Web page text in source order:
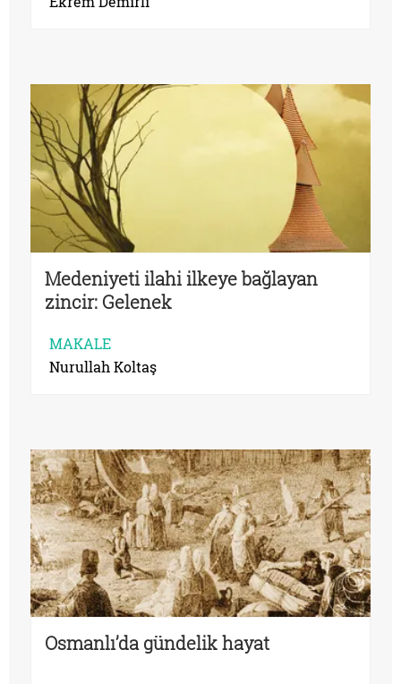
Medeniyeti ilahi ilkeye bağlayan
zincir: Gelenek
MAKALE
Nurullah Koltaş
Osmanlı’da gündelik hayat